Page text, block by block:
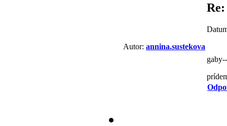
Autor: annina.sustekova